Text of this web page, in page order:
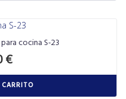
cocina S-23
€